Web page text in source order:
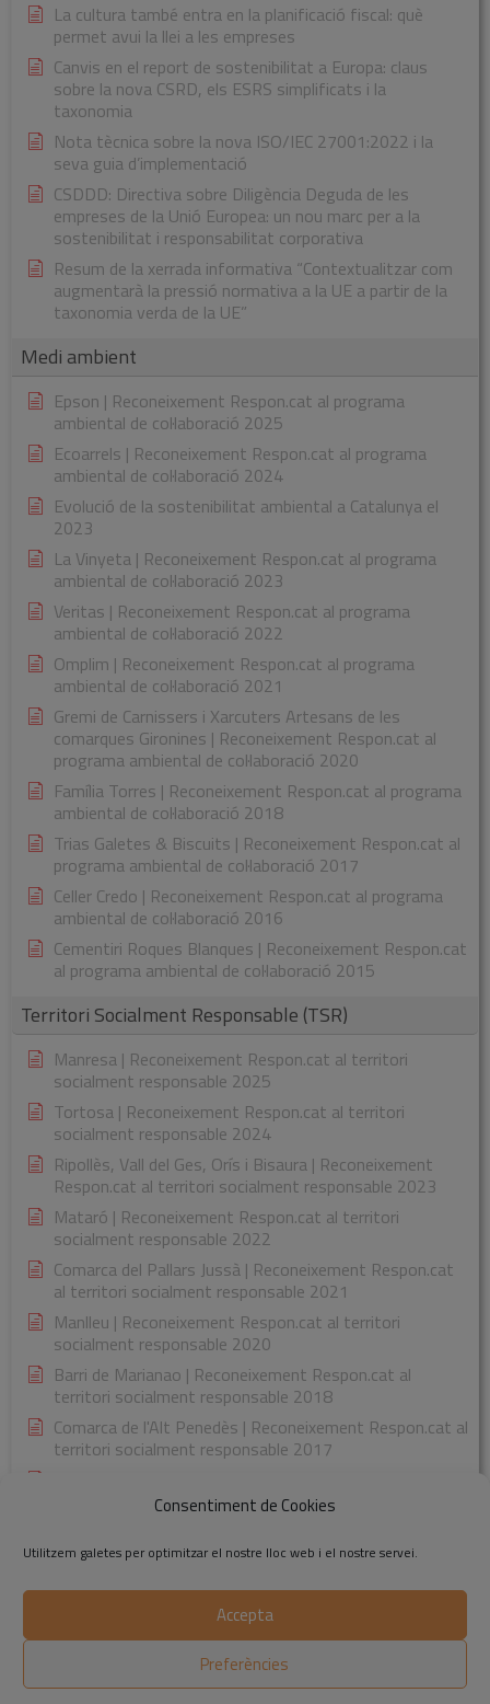
Consentiment de Cookies
Utilitzem galetes per optimitzar el nostre lloc web i el nostre servei.
Accepta
Preferències
La cultura també entra en la planificació fiscal: què
permet avui la llei a les empreses
Canvis en el report de sostenibilitat a Europa: claus
sobre la nova CSRD, els ESRS simplificats i la
taxonomia
Nota tècnica sobre la nova ISO/IEC 27001:2022 i la
seva guia d’implementació
CSDDD: Directiva sobre Diligència Deguda de les
empreses de la Unió Europea: un nou marc per a la
sostenibilitat i responsabilitat corporativa
Resum de la xerrada informativa “Contextualitzar com
augmentarà la pressió normativa a la UE a partir de la
taxonomia verda de la UE”
Medi ambient
Epson | Reconeixement Respon.cat al programa
ambiental de col·laboració 2025
Ecoarrels | Reconeixement Respon.cat al programa
ambiental de col·laboració 2024
Evolució de la sostenibilitat ambiental a Catalunya el
2023
La Vinyeta | Reconeixement Respon.cat al programa
ambiental de col·laboració 2023
Veritas | Reconeixement Respon.cat al programa
ambiental de col·laboració 2022
Omplim | Reconeixement Respon.cat al programa
ambiental de col·laboració 2021
Gremi de Carnissers i Xarcuters Artesans de les
comarques Gironines | Reconeixement Respon.cat al
programa ambiental de col·laboració 2020
Família Torres | Reconeixement Respon.cat al programa
ambiental de col·laboració 2018
Trias Galetes & Biscuits | Reconeixement Respon.cat al
programa ambiental de col·laboració 2017
Celler Credo | Reconeixement Respon.cat al programa
ambiental de col·laboració 2016
Cementiri Roques Blanques | Reconeixement Respon.cat
al programa ambiental de col·laboració 2015
Territori Socialment Responsable (TSR)
Manresa | Reconeixement Respon.cat al territori
socialment responsable 2025
Tortosa | Reconeixement Respon.cat al territori
socialment responsable 2024
Ripollès, Vall del Ges, Orís i Bisaura | Reconeixement
Respon.cat al territori socialment responsable 2023
Mataró | Reconeixement Respon.cat al territori
socialment responsable 2022
Comarca del Pallars Jussà | Reconeixement Respon.cat
al territori socialment responsable 2021
Manlleu | Reconeixement Respon.cat al territori
socialment responsable 2020
Barri de Marianao | Reconeixement Respon.cat al
territori socialment responsable 2018
Comarca de l'Alt Penedès | Reconeixement Respon.cat al
territori socialment responsable 2017
territori socialment responsable 2015
©2014-2026 Respon.cat